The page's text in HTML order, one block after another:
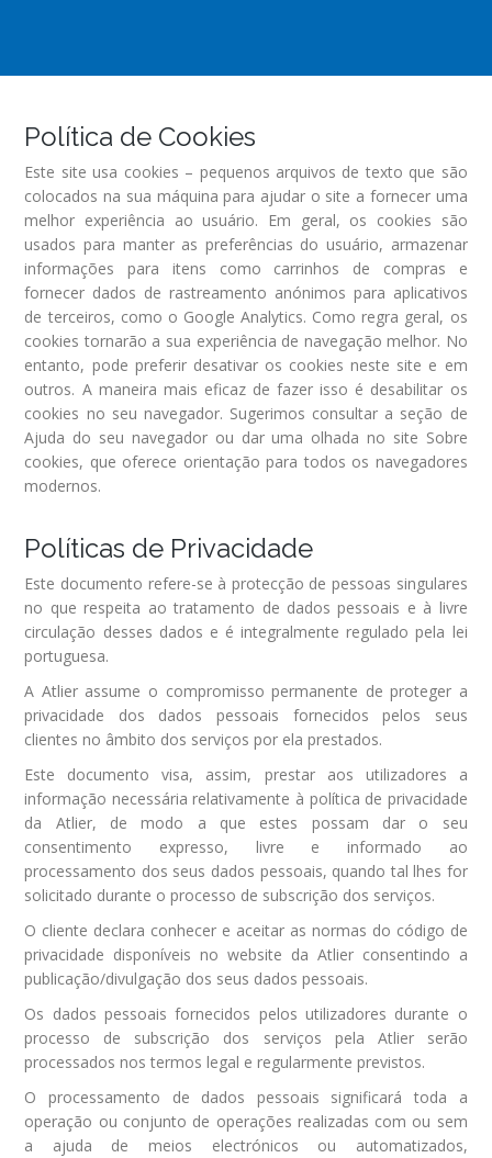
Política de Cookies
Este site usa cookies – pequenos arquivos de texto que são
colocados na sua máquina para ajudar o site a fornecer uma
melhor experiência ao usuário. Em geral, os cookies são
usados para manter as preferências do usuário, armazenar
informações para itens como carrinhos de compras e
fornecer dados de rastreamento anónimos para aplicativos
de terceiros, como o Google Analytics. Como regra geral, os
cookies tornarão a sua experiência de navegação melhor. No
entanto, pode preferir desativar os cookies neste site e em
outros. A maneira mais eficaz de fazer isso é desabilitar os
cookies no seu navegador. Sugerimos consultar a seção de
Ajuda do seu navegador ou dar uma olhada no site Sobre
cookies, que oferece orientação para todos os navegadores
modernos.
Políticas de Privacidade
Este documento refere-se à protecção de pessoas singulares
no que respeita ao tratamento de dados pessoais e à livre
circulação desses dados e é integralmente regulado pela lei
portuguesa.
A Atlier assume o compromisso permanente de proteger a
privacidade dos dados pessoais fornecidos pelos seus
clientes no âmbito dos serviços por ela prestados.
Este documento visa, assim, prestar aos utilizadores a
informação necessária relativamente à política de privacidade
da Atlier, de modo a que estes possam dar o seu
consentimento expresso, livre e informado ao
processamento dos seus dados pessoais, quando tal lhes for
solicitado durante o processo de subscrição dos serviços.
O cliente declara conhecer e aceitar as normas do código de
privacidade disponíveis no website da Atlier consentindo a
publicação/divulgação dos seus dados pessoais.
Os dados pessoais fornecidos pelos utilizadores durante o
processo de subscrição dos serviços pela Atlier serão
processados nos termos legal e regularmente previstos.
O processamento de dados pessoais significará toda a
operação ou conjunto de operações realizadas com ou sem
a ajuda de meios electrónicos ou automatizados,